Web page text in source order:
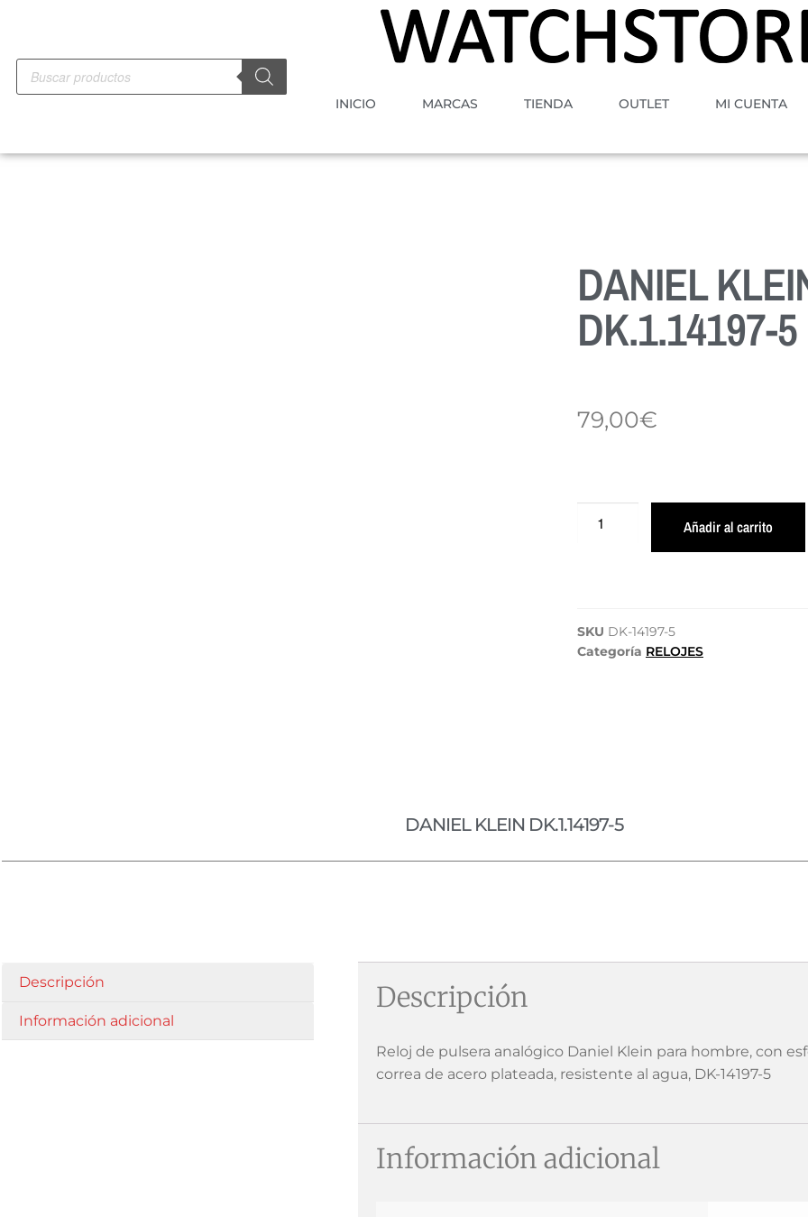
INICIO MARCAS TIENDA OUTLET MI CUENTA
DANIEL
DK.1.14197-5
79,00€
Añadir al carrito
SKU DK-14197-5
Categoría RELOJES
DANIEL KLEIN DK.1.14197-5
Descripción
Información adicional
Descripción
Reloj de pulsera analógico Daniel Klein para hombre, con
correa de acero plateada, resistente al agua, DK-14197-5
Información adicional